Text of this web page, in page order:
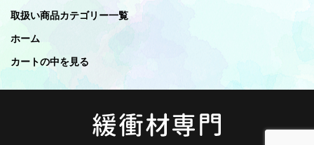
取扱い商品カテゴリー一覧
ホーム
カートの中を見る